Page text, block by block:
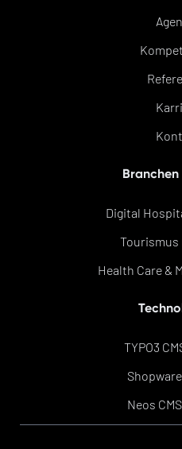
Digital
Tourismus
Health Care &
TYPO3
Neos